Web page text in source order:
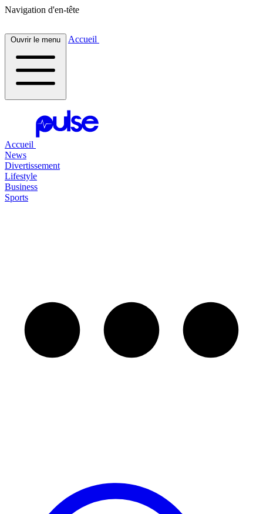
Navigation d'en-tête
Ouvrir le menu Accueil
Accueil
News
Divertissement
Lifestyle
Business
Sports